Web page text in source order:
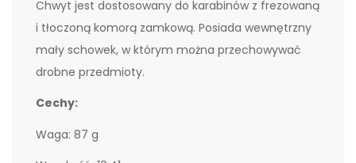
Chwyt jest dostosowany do karabinów z frezowaną
i tłoczoną komorą zamkową. Posiada wewnętrzny
mały schowek, w którym można przechowywać
drobne przedmioty.
Cechy:
Waga: 87 g